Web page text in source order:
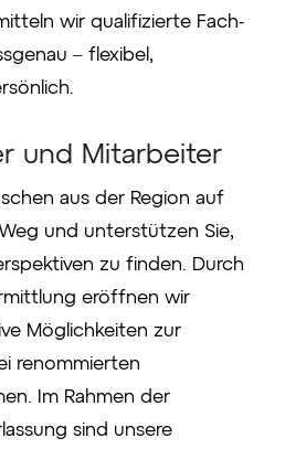
wir qualifizierte Fach-
– flexibel,
und Mitarbeiter
aus der Region auf
und unterstützen Sie,
zu finden. Durch
eröffnen wir
Möglichkeiten zur
renommierten
Im Rahmen der
sind unsere